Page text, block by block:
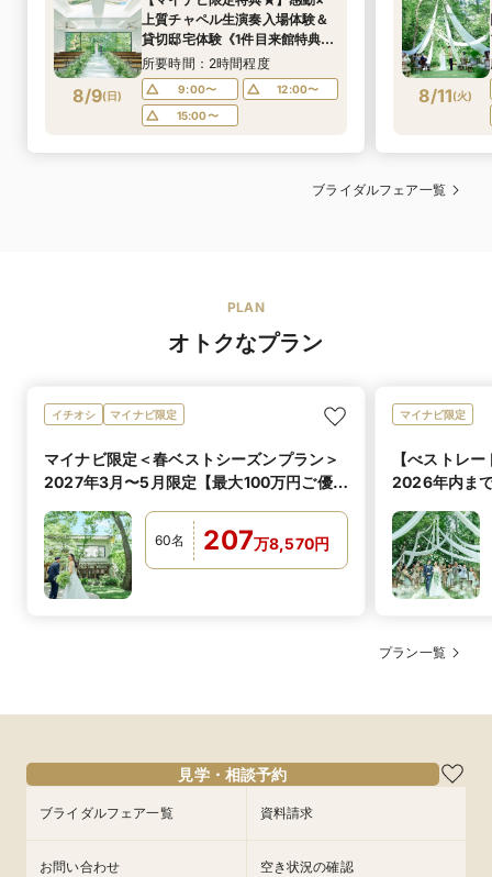
8/9(日)
上質チャペル生演奏入場体験＆
貸切邸宅体験《1件目来館特典で
豪華150万特典BIGフェア》《午
前来館がお得》憧れドレス×ミ
シュラン獲得◎近江牛＆イセエ
ビ含む贅沢3万試食
所要時間：2時間程度
9:00〜
12:00〜
15:00〜
8/11(火)
ブライダルフェア一覧
PLAN
オトクなプラン
イチオシ マイナビ限定
マイナビ限定＜春ベストシーズンプラン＞
2027年3月〜5月限定【最大100万円ご優
60名 207万8,570円
マイナビ限定
【べストレ
2026年内ま
プラン一覧
見学・相談予約
ブライダルフェア一覧 資料請求
お問い合わせ 空き状況の確認